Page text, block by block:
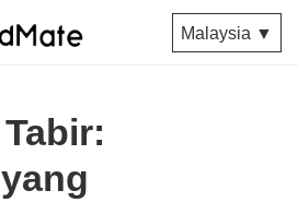
Malaysia ▼